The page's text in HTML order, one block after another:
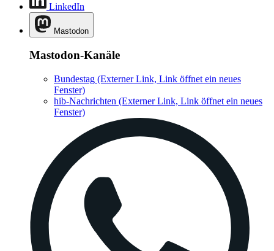
LinkedIn
Mastodon
Mastodon-Kanäle
Bundestag (Externer Link, Link öffnet ein neues
Fenster)
hib-Nachrichten (Externer Link, Link öffnet ein neues
Fenster)